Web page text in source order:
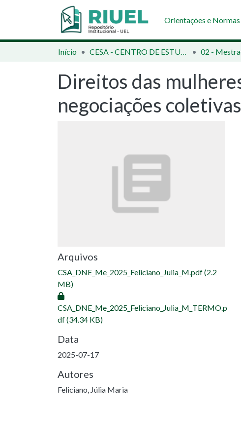
Orientações e Normas
Início CESA - CENTRO DE ESTUDOS SOCIAIS APLICADOS
Direitos das
negociações
Arquivos
CSA_DNE_Me_2025_Feliciano_Julia_M.pdf(2.2
MB)
CSA_DNE_Me_2025_Feliciano_Julia_M_TERMO.p
df(34.34 KB)
Data
2025-07-17
Autores
Feliciano, Júlia Maria